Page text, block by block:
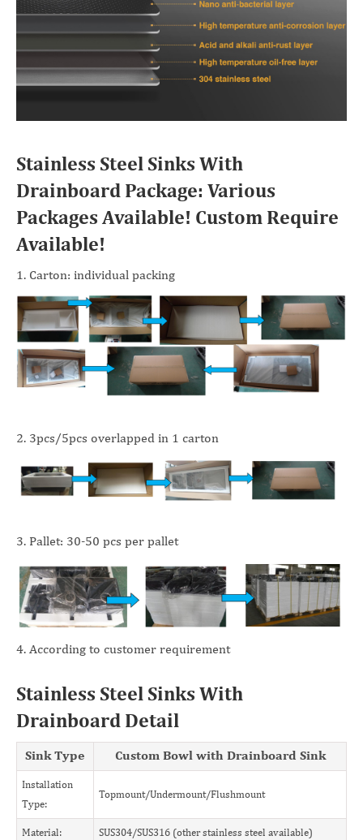
Stainless Steel Sinks With
Drainboard Package: Various
Packages Available! Custom Require
Available!
1. Carton: individual packing
2. 3pcs/5pcs overlapped in 1 carton
3. Pallet: 30-50 pcs per pallet
4. According to customer requirement
Stainless Steel Sinks With
Drainboard Detail
Sink Type Custom Bowl with Drainboard Sink
Installation
Type:
Topmount/Undermount/Flushmount
Material: SUS304/SUS316 (other stainless steel available)